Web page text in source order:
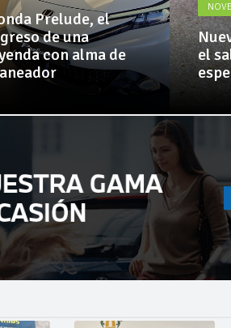
Prelude, el
de una
con alma de
el